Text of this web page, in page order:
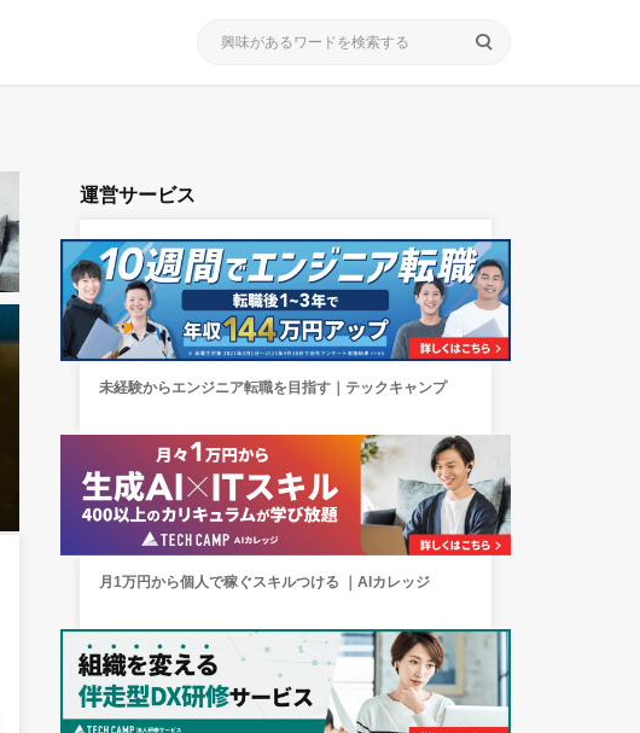
search
運営サービス
未経験からエンジニア転職を目指す｜テックキャンプ
月1万円から個人で稼ぐスキルつける ｜AIカレッジ